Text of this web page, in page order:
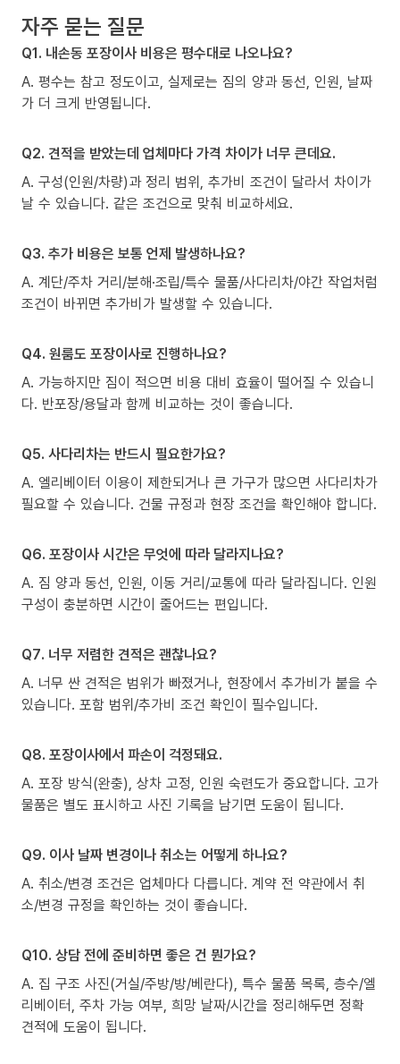
자주 묻는 질문
Q1. 내손동 포장이사 비용은 평수대로 나오나요?
A. 평수는 참고 정도이고, 실제로는 짐의 양과 동선, 인원, 날짜
가 더 크게 반영됩니다.
Q2. 견적을 받았는데 업체마다 가격 차이가 너무 큰데요.
A. 구성(인원/차량)과 정리 범위, 추가비 조건이 달라서 차이가
날 수 있습니다. 같은 조건으로 맞춰 비교하세요.
Q3. 추가 비용은 보통 언제 발생하나요?
A. 계단/주차 거리/분해·조립/특수 물품/사다리차/야간 작업처럼
조건이 바뀌면 추가비가 발생할 수 있습니다.
Q4. 원룸도 포장이사로 진행하나요?
A. 가능하지만 짐이 적으면 비용 대비 효율이 떨어질 수 있습니
다. 반포장/용달과 함께 비교하는 것이 좋습니다.
Q5. 사다리차는 반드시 필요한가요?
A. 엘리베이터 이용이 제한되거나 큰 가구가 많으면 사다리차가
필요할 수 있습니다. 건물 규정과 현장 조건을 확인해야 합니다.
Q6. 포장이사 시간은 무엇에 따라 달라지나요?
A. 짐 양과 동선, 인원, 이동 거리/교통에 따라 달라집니다. 인원
구성이 충분하면 시간이 줄어드는 편입니다.
Q7. 너무 저렴한 견적은 괜찮나요?
A. 너무 싼 견적은 범위가 빠졌거나, 현장에서 추가비가 붙을 수
있습니다. 포함 범위/추가비 조건 확인이 필수입니다.
Q8. 포장이사에서 파손이 걱정돼요.
A. 포장 방식(완충), 상차 고정, 인원 숙련도가 중요합니다. 고가
물품은 별도 표시하고 사진 기록을 남기면 도움이 됩니다.
Q9. 이사 날짜 변경이나 취소는 어떻게 하나요?
A. 취소/변경 조건은 업체마다 다릅니다. 계약 전 약관에서 취
소/변경 규정을 확인하는 것이 좋습니다.
Q10. 상담 전에 준비하면 좋은 건 뭔가요?
A. 집 구조 사진(거실/주방/방/베란다), 특수 물품 목록, 층수/엘
리베이터, 주차 가능 여부, 희망 날짜/시간을 정리해두면 정확
견적에 도움이 됩니다.